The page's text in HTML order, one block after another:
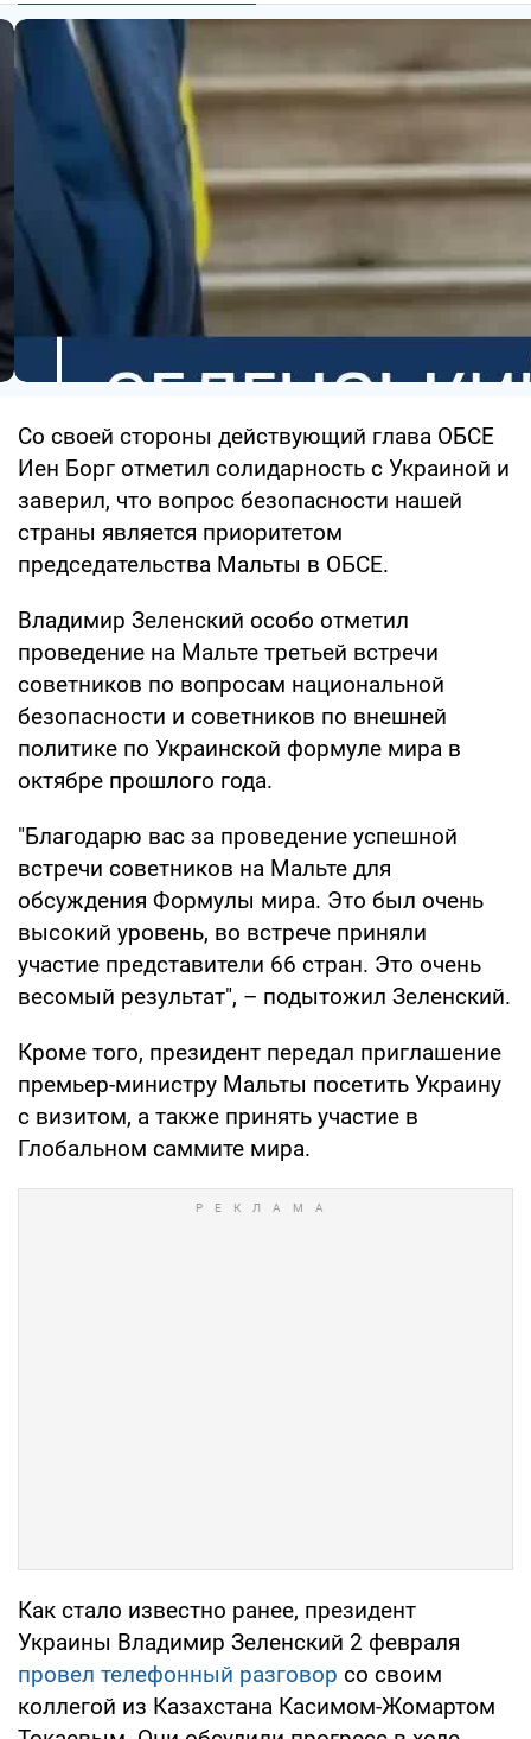
Со своей стороны действующий глава ОБСЕ
Иен Борг отметил солидарность с Украиной и
заверил, что вопрос безопасности нашей
страны является приоритетом
председательства Мальты в ОБСЕ.
Владимир Зеленский особо отметил
проведение на Мальте третьей встречи
советников по вопросам национальной
безопасности и советников по внешней
политике по Украинской формуле мира в
октябре прошлого года.
"Благодарю вас за проведение успешной
встречи советников на Мальте для
обсуждения Формулы мира. Это был очень
высокий уровень, во встрече приняли
участие представители 66 стран. Это очень
весомый результат", – подытожил Зеленский.
Кроме того, президент передал приглашение
премьер-министру Мальты посетить Украину
с визитом, а также принять участие в
Глобальном саммите мира.
Как стало известно ранее, президент
Украины Владимир Зеленский 2 февраля
провел телефонный разговор со своим
коллегой из Казахстана Касимом-Жомартом